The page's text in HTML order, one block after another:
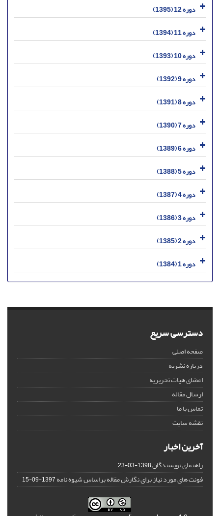
دوره 12 (1395)
دوره 11 (1394)
دوره 10 (1393)
دوره 9 (1392)
دوره 8 (1391)
دوره 7 (1390)
دوره 6 (1389)
دوره 5 (1388)
دوره 4 (1387)
دوره 3 (1386)
دوره 2 (1385)
دوره 1 (1384)
دسترسی سریع
صفحه اصلی
درباره نشریه
اعضای هیات تحریریه
ارسال مقاله
تماس با ما
نقشه سایت
آخرین اخبار
راهنمای نویسندگان1398-03-23
فونت های مورد نیاز برای نگارش مقاله براساس شیوه نامه1397-09-15